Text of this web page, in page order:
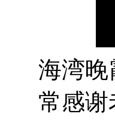
海湾晚
常感